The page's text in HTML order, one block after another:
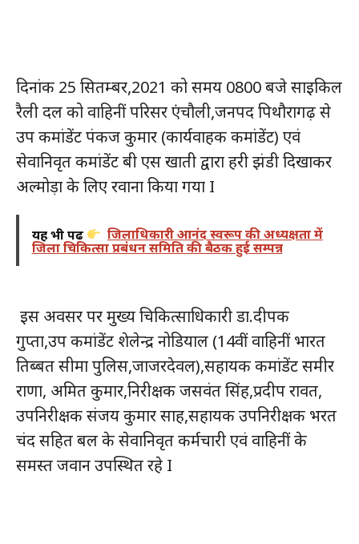
दिनांक 25 सितम्बर,2021 को समय 0800 बजे साइकिल
रैली दल को वाहिनीं परिसर एंचौली,जनपद पिथौरागढ़ से
उप कमांडेंट पंकज कुमार (कार्यवाहक कमांडेंट) एवं
सेवानिवृत कमांडेंट बी एस खाती द्वारा हरी झंडी दिखाकर
अल्मोड़ा के लिए रवाना किया गया I
यह भी पढ़ें जिलाधिकारी आनंद स्वरूप की अध्यक्षता में
जिला चिकित्सा प्रबंधन समिति की बैठक हुई सम्पन्न
इस अवसर पर मुख्य चिकित्साधिकारी डा.दीपक
गुप्ता,उप कमांडेंट शेलेन्द्र नोडियाल (14वीं वाहिनीं भारत
तिब्बत सीमा पुलिस,जाजरदेवल),सहायक कमांडेंट समीर
राणा, अमित कुमार,निरीक्षक जसवंत सिंह,प्रदीप रावत,
उपनिरीक्षक संजय कुमार साह,सहायक उपनिरीक्षक भरत
चंद सहित बल के सेवानिवृत कर्मचारी एवं वाहिनीं के
समस्त जवान उपस्थित रहे I